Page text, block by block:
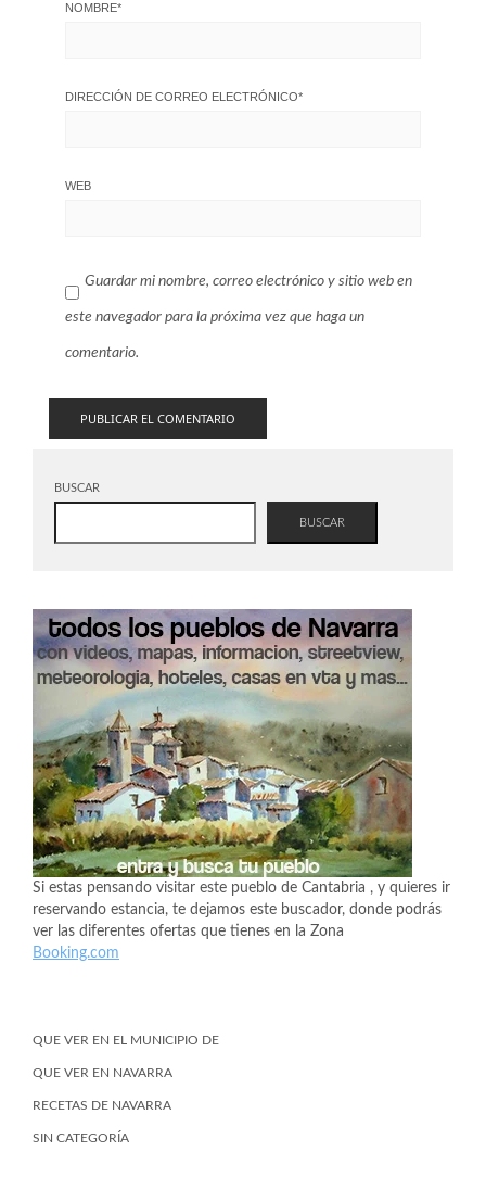
NOMBRE*
DIRECCIÓN DE CORREO ELECTRÓNICO*
WEB
Guardar mi nombre, correo electrónico y sitio web en
este navegador para la próxima vez que haga un
comentario.
BUSCAR
BUSCAR
Si estas pensando visitar este pueblo de Cantabria , y quieres ir
reservando estancia, te dejamos este buscador, donde podrás
ver las diferentes ofertas que tienes en la Zona
Booking.com
QUE VER EN EL MUNICIPIO DE
QUE VER EN NAVARRA
RECETAS DE NAVARRA
SIN CATEGORÍA